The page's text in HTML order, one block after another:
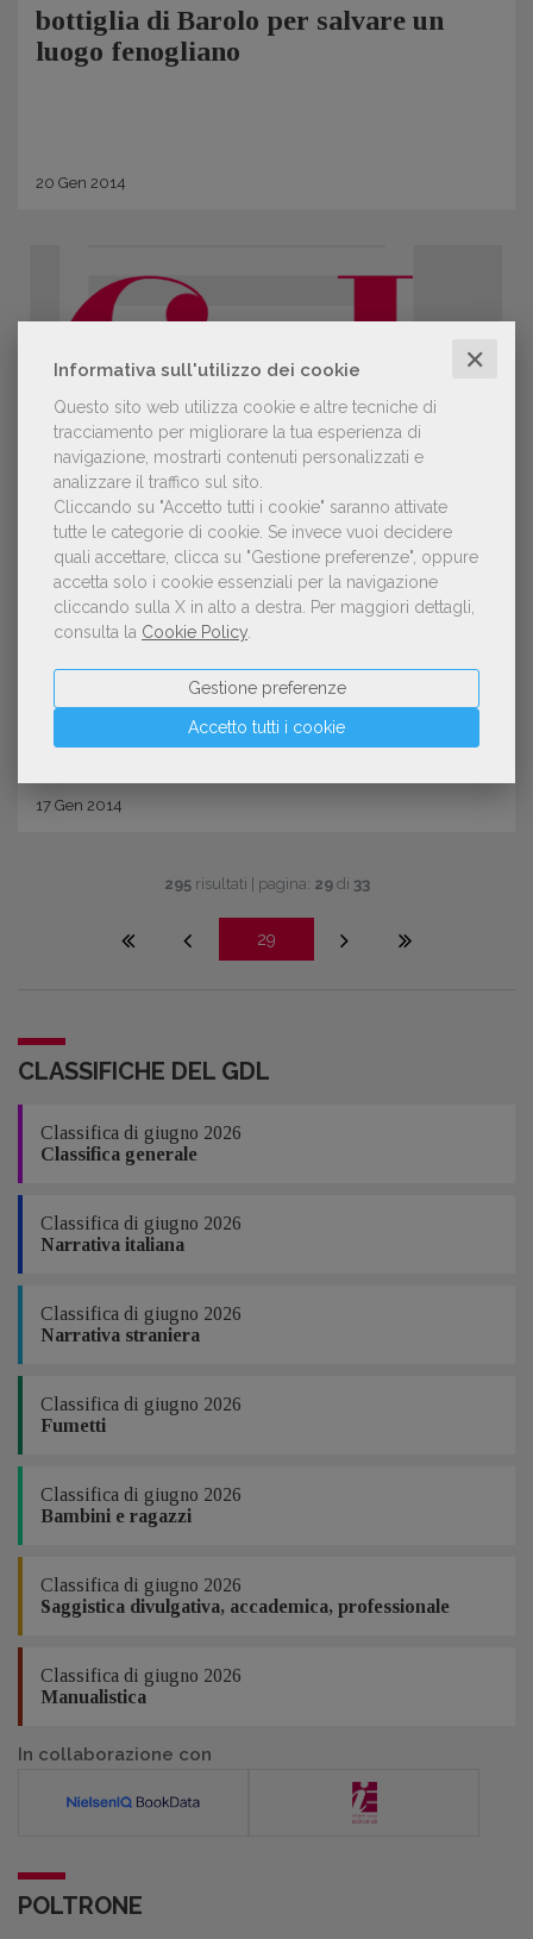
Informativa sull'utilizzo dei cookie ✕
Questo sito web utilizza cookie e altre tecniche di
tracciamento per migliorare la tua esperienza di
navigazione, mostrarti contenuti personalizzati e
analizzare il traffico sul sito.
Cliccando su "Accetto tutti i cookie" saranno attivate
tutte le categorie di cookie. Se invece vuoi decidere
quali accettare, clicca su "Gestione preferenze", oppure
accetta solo i cookie essenziali per la navigazione
cliccando sulla X in alto a destra.
Per maggiori dettagli,
consulta la Cookie Policy
Accetto tutti i cookie
Gestione preferenze
bottiglia di Barolo per salvare un
luogo fenogliano
20 Gen 2014
CURIOSITÀ
Aperto il bando per il XXXI Premio
letterario Cesare Pavese
17 Gen 2014
295risultati | pagina: 29di 33
29
CLASSIFICHE DEL GDL
Classifica di giugno 2026
Classifica generale
Classifica di giugno 2026
Narrativa italiana
Classifica di giugno 2026
Narrativa straniera
Classifica di giugno 2026
Fumetti
Classifica di giugno 2026
Bambini e ragazzi
Classifica di giugno 2026
Saggistica divulgativa, accademica, professionale
Classifica di giugno 2026
Manualistica
In collaborazione con
POLTRONE